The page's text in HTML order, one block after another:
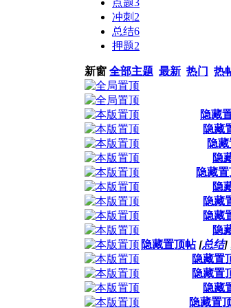
冲刺 2
总结6
押题2
新窗 全部主题 最新 热门 热
隐藏
隐藏
隐
隐
隐藏
隐
隐藏
隐藏
隐
隐藏置顶帖 [总结]
隐藏置
隐藏置
隐藏
隐藏置